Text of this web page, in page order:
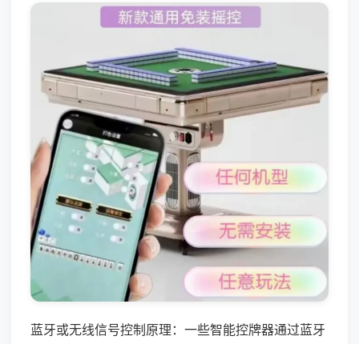
蓝牙或无线信号控制原理：一些智能控牌器通过蓝牙